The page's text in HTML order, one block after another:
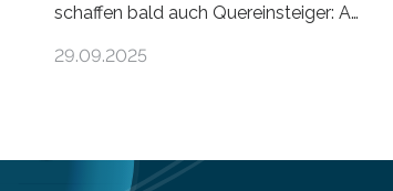
schaffen bald auch Quereinsteiger: Am
Forscher vom Fraunhofer IPA das
können. Die zugrunde liegende
29.09.2025